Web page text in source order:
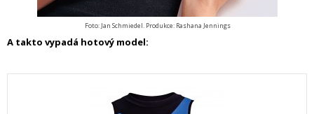
Foto: Jan Schmiedel. Produkce: Rashana Jennings
A takto vypadá hotový model: